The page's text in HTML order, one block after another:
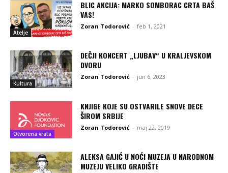
Atelje
BLIC AKCIJA: MARKO SOMBORAC CRTA BAŠ
VAS!
Zoran Todorović - feb 1, 2021
Kultura
DEČJI KONCERT „LJUBAV“ U KRALJEVSKOM
DVORU
Zoran Todorović - jun 6, 2023
Otvorena vrata
KNJIGE KOJE SU OSTVARILE SNOVE DECE
ŠIROM SRBIJE
Zoran Todorović - maj 22, 2019
ALEKSA GAJIĆ U NOĆI MUZEJA U NARODNOM
MUZEJU VELIKO GRADIŠTE